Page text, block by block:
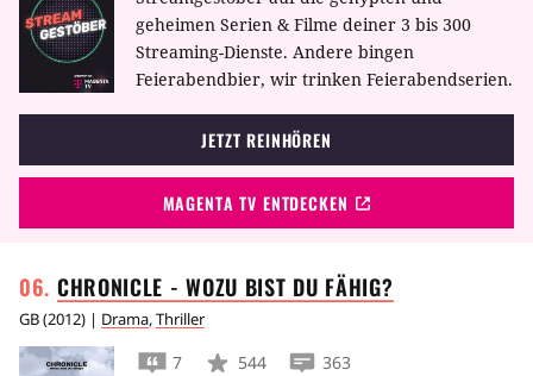
geheimen Serien & Filme deiner 3 bis 300
Streaming-Dienste. Andere bingen
Feierabendbier, wir trinken Feierabendserien.
JETZT REINHÖREN
MAGENTA TV ENTDECKEN
CHRONICLE - WOZU BIST DU FÄHIG?
GB(2012) | Drama,Thriller
7 544
363